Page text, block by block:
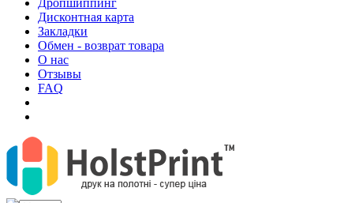
Дропшиппинг
Дисконтная карта
Закладки
Обмен - возврат товара
О нас
Отзывы
FAQ